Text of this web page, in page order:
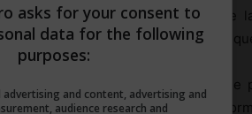
sindacali possiedono l’esperienza
garantendo che le trattative siano
consigliare i lavoratori su
assicurando che tutti i requisiti
asks for your consent to
data for the following
purposes:
advertising and content, advertising and
audience research and